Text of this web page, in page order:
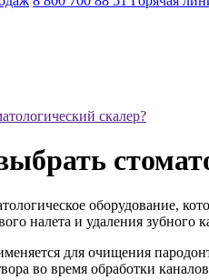
скалер?
оборудование,
налета и удаления зубного
для очищения
во время обработки